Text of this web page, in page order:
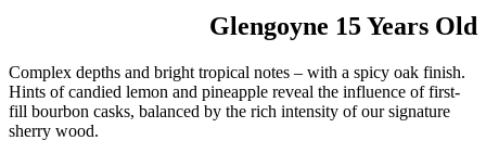
Glengoyne 15 Years Old
Complex depths and bright tropical notes – with a spicy oak finish.
Hints of candied lemon and pineapple reveal the influence of first-
fill bourbon casks, balanced by the rich intensity of our signature
sherry wood.